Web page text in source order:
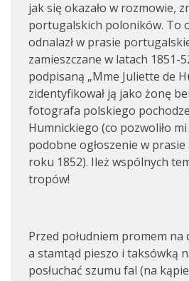
jak się okazało w rozmowie,
portugalskich poloników. To
odnalazł w prasie
zamieszczane w latach 1851-
podpisaną „Mme Juliette de
zidentyfikował ją jako żonę
fotografa polskiego
Humnickiego (co pozwoliło
podobne ogłoszenie w
roku 1852). Ileż wspólnych
tropów!
Przed południem promem
a stamtąd pieszo i taksówką
posłuchać szumu fal (na